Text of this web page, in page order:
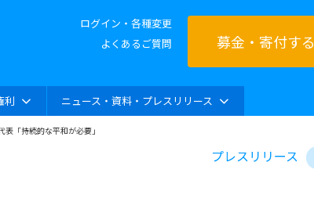
ログイン・各種変更
よくあるご質問
募金・寄付する
利 ニュース・資料・プレスリリース
「持続的な平和が必要」
プレスリリース